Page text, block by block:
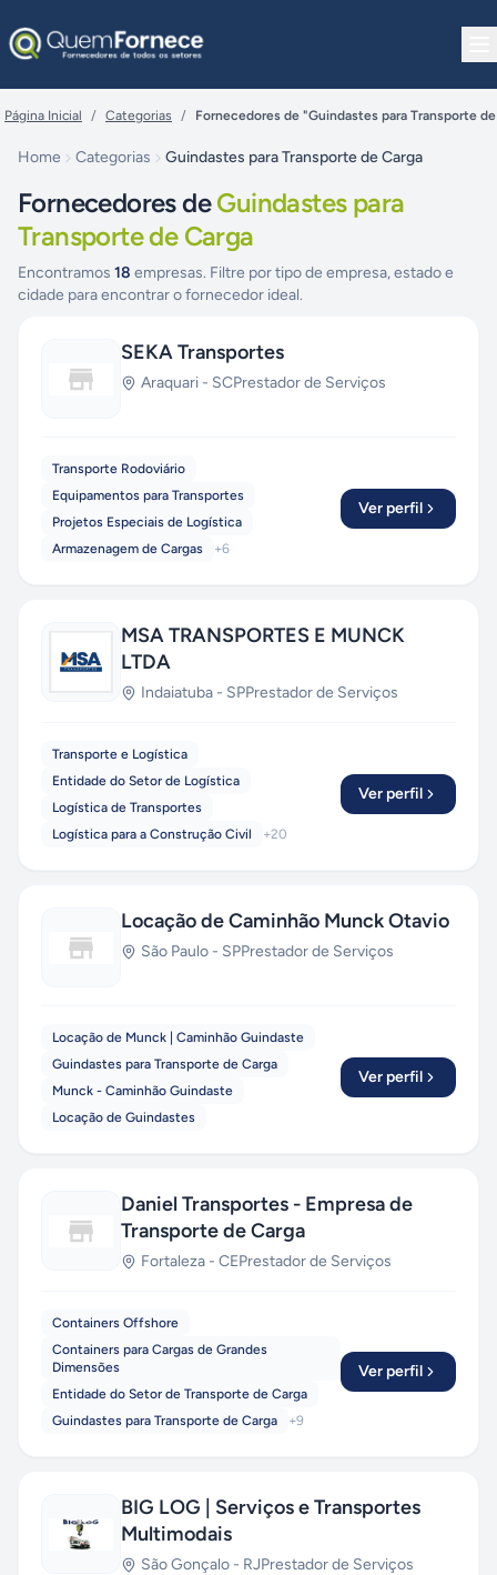
Página Inicial / Categorias / Fornecedores de "Guindastes para Transporte
Home Categorias Guindastes para Transporte de Carga
Fornecedores deGuindastes para
Transporte de Carga
Encontramos 18 empresas. Filtre por tipo de empresa, estado e
cidade para encontrar o fornecedor ideal.
SEKA Transportes
Araquari - SCPrestador de Serviços
Transporte Rodoviário
Equipamentos para Transportes
Projetos Especiais de Logística
Armazenagem de Cargas
+6
Ver perfil
MSA TRANSPORTES E MUNCK
LTDA
Indaiatuba - SPPrestador de Serviços
Transporte e Logística
Entidade do Setor de Logística
Logística de Transportes
Logística para a Construção Civil
+20
Ver perfil
Locação de Caminhão Munck Otavio
São Paulo - SPPrestador de Serviços
Locação de Munck | Caminhão Guindaste
Guindastes para Transporte de Carga
Munck - Caminhão Guindaste
Locação de Guindastes
Ver perfil
Daniel Transportes - Empresa de
Transporte de Carga
Fortaleza - CEPrestador de Serviços
Containers Offshore
Containers para Cargas de Grandes
Dimensões
Entidade do Setor de Transporte de Carga
Guindastes para Transporte de Carga
+9
Ver perfil
BIG LOG | Serviços e Transportes
Multimodais
São Gonçalo - RJPrestador de Serviços